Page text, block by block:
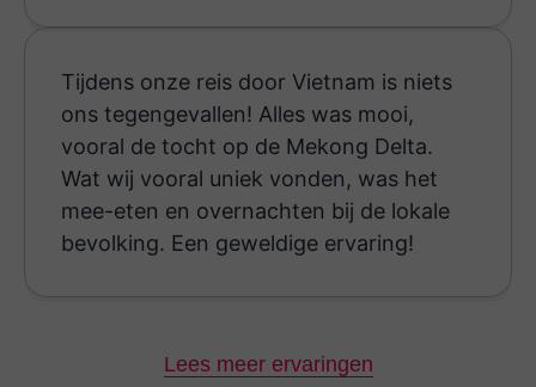
Tijdens onze reis door Vietnam is niets
ons tegengevallen! Alles was mooi,
vooral de tocht op de Mekong Delta.
Wat wij vooral uniek vonden, was het
mee-eten en overnachten bij de lokale
bevolking. Een geweldige ervaring!
Lees meer ervaringen